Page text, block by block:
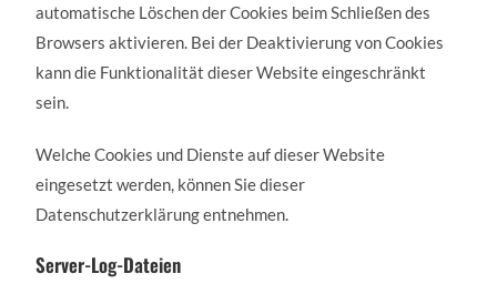
automatische Löschen der Cookies beim Schließen des
Browsers aktivieren. Bei der Deaktivierung von Cookies
kann die Funktionalität dieser Website eingeschränkt
sein.
Welche Cookies und Dienste auf dieser Website
eingesetzt werden, können Sie dieser
Datenschutzerklärung entnehmen.
Server-Log-Dateien